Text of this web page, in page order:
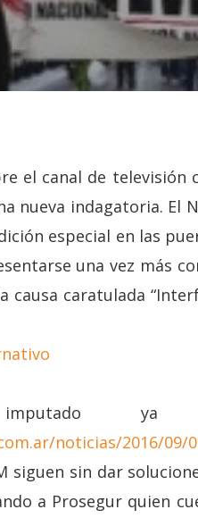
el canal de
nueva indagatoria. El
especial en las
una vez más
causa caratulada
noticias/2016/
siguen sin dar
a Prosegur quien